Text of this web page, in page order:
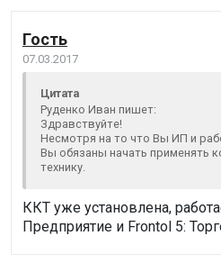
Гость
07.03.2017
Цитата
Руденко Иван пишет:
Здравствуйте!
Несмотря на то что Вы ИП и
Вы обязаны начать применять
технику.
ККТ уже установлена,
Предприятие и Frontol 5: